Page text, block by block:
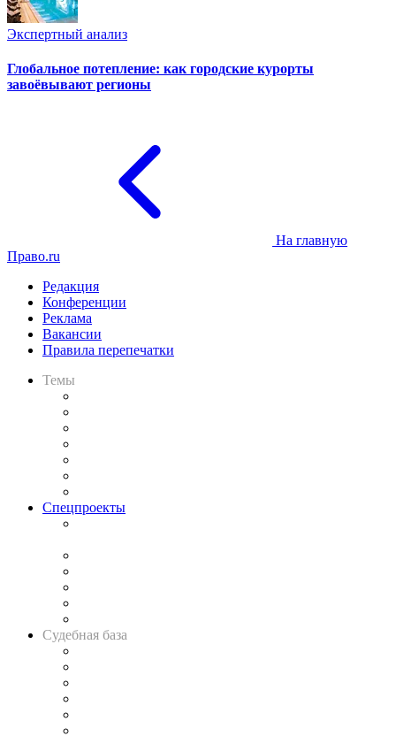
Экспертный анализ
Глобальное потепление: как городские курорты
завоёвывают регионы
На главную
Право.ru
Редакция
Конференции
Реклама
Вакансии
Правила перепечатки
Темы
Спецпроекты
Судебная база